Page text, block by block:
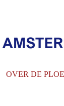
OVER DE